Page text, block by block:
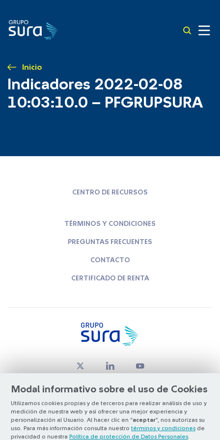
Inicio
Indicadores 2022-02-08
10:03:10.0 – PFGRUPSURA
Modal informativo sobre el uso de Cookies
Utilizamos cookies propias y de terceros para realizar análisis de uso y
medición de nuestra web y así ofrecer una mejor experiencia y
personalización al Usuario. Al hacer clic en “aceptar”, nos autorizas su
uso. Para más información consulta nuestro términos y condiciones de
privacidad o nuestra Política de protección de Datos Personales
CENTRO DE RECURSOS
TÉRMINOS Y CONDICIONES
PREGUNTAS FRECUENTES
CONTACTO
CERTIFICADO DE RENTA
© Copyright Grupo SURA 2026